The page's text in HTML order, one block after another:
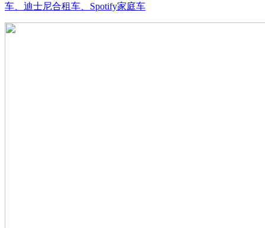
车、迪士尼合租车、Spotify家庭车